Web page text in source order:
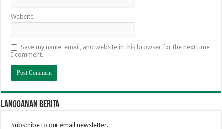
Website
Save my name, email, and website in this browser for the next time
I comment.
Langganan berita
Subscribe to our email newsletter.